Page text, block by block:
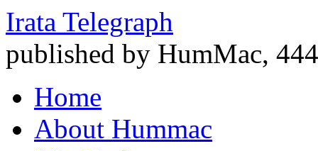
Irata Telegraph
published by HumMac,
Home
About Hummac